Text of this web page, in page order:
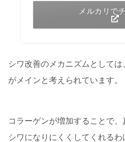
メルカリで
シワ改善のメカニズムとして
がメインと考えられています。
コラーゲンが増加することで、
シワになりにくくしてくれるわ